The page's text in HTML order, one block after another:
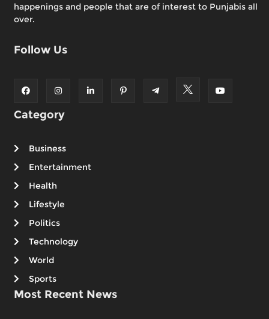
happenings and people that are of interest to Punjabis all
over.
Follow Us
Category
Business
Entertainment
Health
Lifestyle
Politics
Technology
World
Sports
Most Recent News